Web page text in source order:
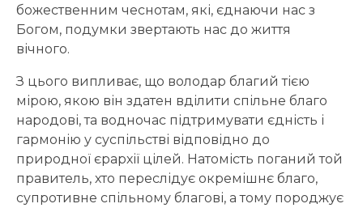
божественним чеснотам, які, єднаючи нас з
Богом, подумки звертають нас до життя
вічного.
З цього випливає, що володар благий тією
мірою, якою він здатен вділити спільне благо
народові, та водночас підтримувати єдність і
гармонію у суспільстві відповідно до
природної єрархії цілей. Натомість поганий той
правитель, хто переслідує окремішнє благо,
супротивне спільному благові, а тому породжує